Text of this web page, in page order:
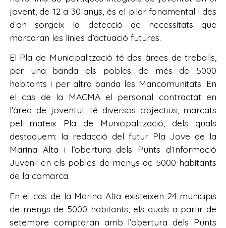
jovent, de 12 a 30 anys, és el pilar fonamental i des
d’on sorgeix la detecció de necessitats que
marcaran les línies d’actuació futures.
El Pla de Municipalització té dos àrees de treballs,
per una banda els pobles de més de 5000
habitants i per altra banda les Mancomunitats. En
el cas de la MACMA el personal contractat en
l’àrea de joventut té diversos objectius, marcats
pel mateix Pla de Municipalització, dels quals
destaquem: la redacció del futur Pla Jove de la
Marina Alta i l’obertura dels Punts d’Informació
Juvenil en els pobles de menys de 5000 habitants
de la comarca.
En el cas de la Marina Alta existeixen 24 municipis
de menys de 5000 habitants, els quals a partir de
setembre comptaran amb l’obertura dels Punts